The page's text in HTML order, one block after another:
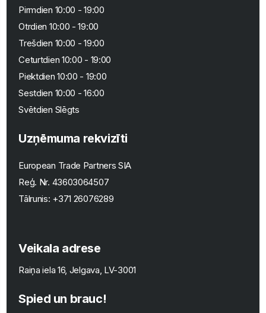
Pirmdien 10:00 - 19:00
Otrdien 10:00 - 19:00
Trešdien 10:00 - 19:00
Ceturtdien 10:00 - 19:00
Piektdien 10:00 - 19:00
Sestdien 10:00 - 16:00
Svētdien Slēgts
Uzņēmuma rekvizīti
European Trade Partners SIA
Reģ. Nr. 43603064507
Tālrunis: +371 26076289
Veikala adrese
Raiņa iela 16, Jelgava, LV-3001
Spied un brauc!